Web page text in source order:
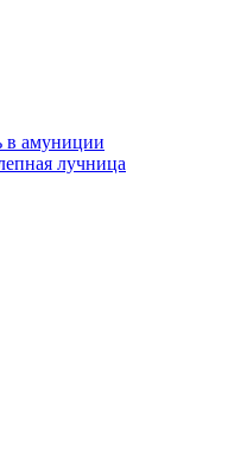
в амуниции
лучница